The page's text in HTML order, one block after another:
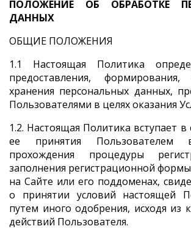
ПОЛОЖЕНИЕ ОБ ОБРАБОТКЕ
ДАННЫХ
ОБЩИЕ ПОЛОЖЕНИЯ
1.1 Настоящая Политика
предоставления,
хранения персональных данных,
Пользователями в целях оказания
1.2. Настоящая Политика вступает в
ее принятия Пользователем
прохождения процедуры
заполнения регистрационной
на Сайте или его поддоменах,
о принятии условий настоящей
путем иного одобрения, исходя из
действий Пользователя.